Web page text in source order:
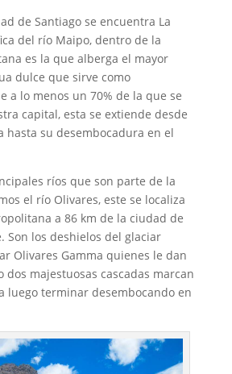
de Santiago se encuentra La
del río Maipo, dentro de la
es la que alberga el mayor
dulce que sirve como
a lo menos un 70% de la que se
capital, esta se extiende desde
hasta su desembocadura en el
ríos que son parte de la
el río Olivares, este se localiza
a 86 km de la ciudad de
Son los deshielos del glaciar
Olivares Gamma quienes le dan
dos majestuosas cascadas marcan
luego terminar desembocando en